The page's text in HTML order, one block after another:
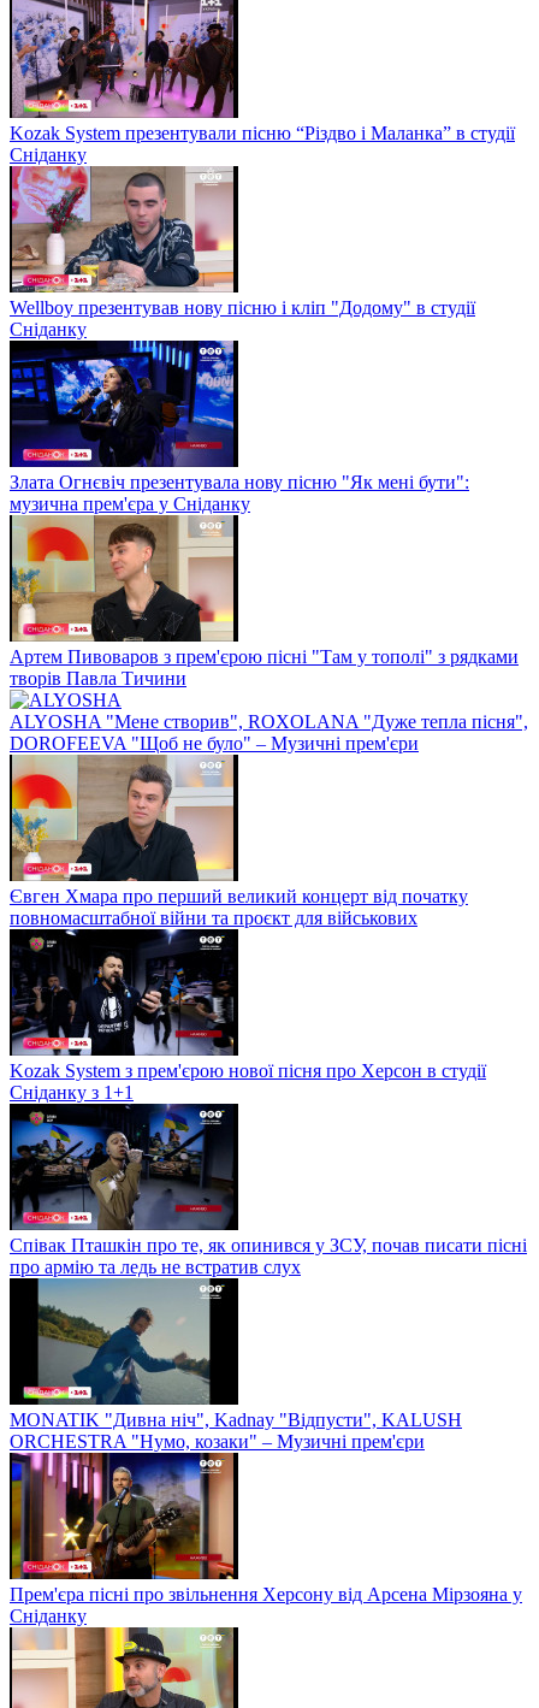
Kozak System презентували пісню “Різдво і Маланка” в студії
Сніданку
Wellboy презентував нову пісню і кліп "Додому" в студії
Сніданку
Злата Огнєвіч презентувала нову пісню "Як мені бути":
музична прем'єра у Сніданку
Артем Пивоваров з прем'єрою пісні "Там у тополі" з рядками
творів Павла Тичини
ALYOSHA "Мене створив", ROXOLANA "Дуже тепла пісня",
DOROFEEVA "Щоб не було" – Музичні прем'єри
Євген Хмара про перший великий концерт від початку
повномасштабної війни та проєкт для військових
Kozak System з прем'єрою нової пісня про Херсон в студії
Сніданку з 1+1
Співак Пташкін про те, як опинився у ЗСУ, почав писати пісні
про армію та ледь не встратив слух
MONATIK "Дивна ніч", Kadnay "Відпусти", KALUSH
ORCHESTRA "Нумо, козаки" – Музичні прем'єри
Прем'єра пісні про звільнення Херсону від Арсена Мірзояна у
Сніданку